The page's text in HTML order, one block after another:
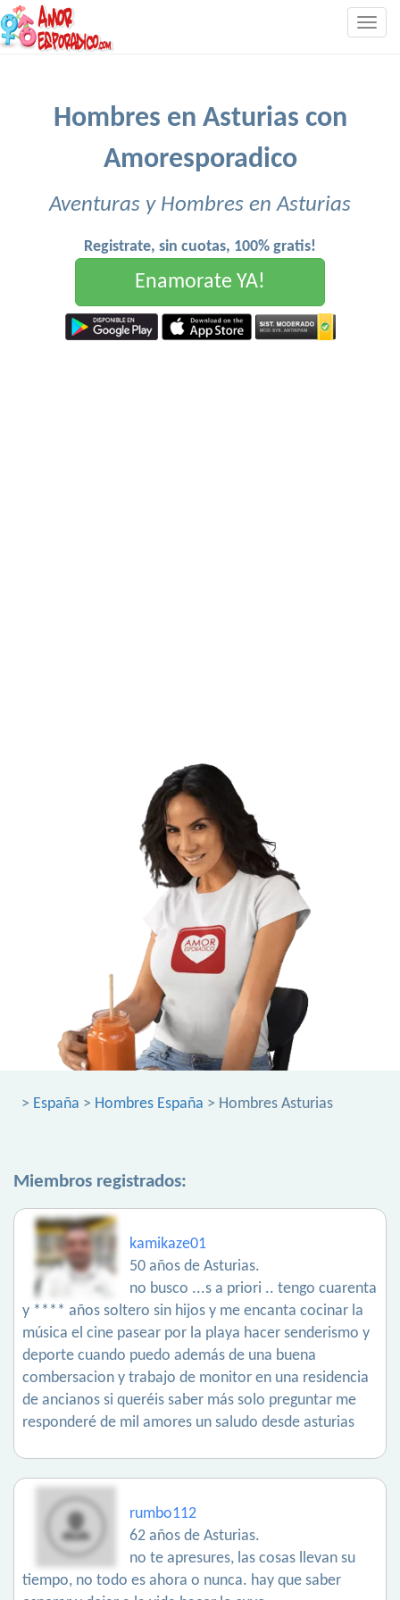
Hombres en Asturias con
Amoresporadico
Aventuras y Hombres en Asturias
Registrate, sin cuotas, 100% gratis!
Enamorate YA!
> España > Hombres España > Hombres Asturias
Miembros registrados:
kamikaze01
50 años de Asturias.
no busco ...s a priori .. tengo cuarenta
y **** años soltero sin hijos y me encanta cocinar la
música el cine pasear por la playa hacer senderismo y
deporte cuando puedo además de una buena
combersacion y trabajo de monitor en una residencia
de ancianos si queréis saber más solo preguntar me
responderé de mil amores un saludo desde asturias
rumbo112
62 años de Asturias.
no te apresures, las cosas llevan su
tiempo, no todo es ahora o nunca. hay que saber